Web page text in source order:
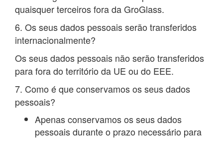
quaisquer terceiros fora da GroGlass.
6. Os seus dados pessoais serão transferidos
internacionalmente?
Os seus dados pessoais não serão transferidos
para fora do território da UE ou do EEE.
7. Como é que conservamos os seus dados
pessoais?
Apenas conservamos os seus dados
pessoais durante o prazo necessário para